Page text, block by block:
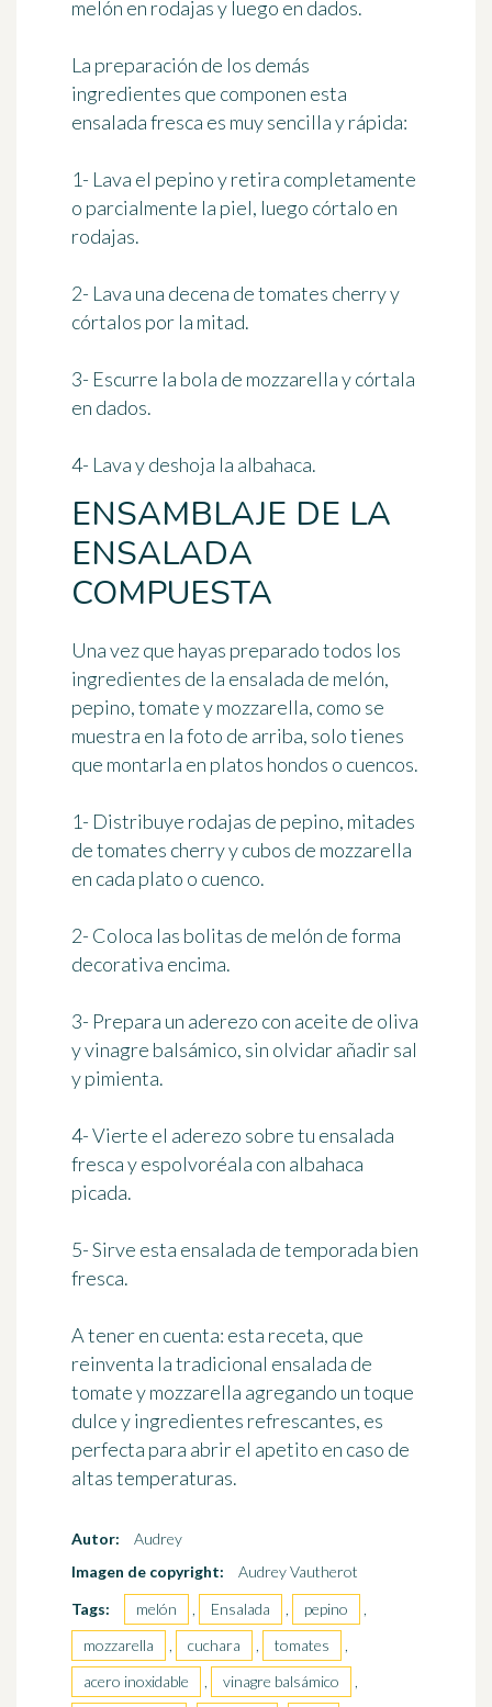
melón en rodajas y luego en dados.
La preparación de los demás
ingredientes que componen esta
ensalada fresca es muy sencilla y rápida:
1- Lava el pepino y retira completamente
o parcialmente la piel, luego córtalo en
rodajas.
2- Lava una decena de tomates cherry y
córtalos por la mitad.
3- Escurre la bola de mozzarella y córtala
en dados.
4- Lava y deshoja la albahaca.
ENSAMBLAJE DE LA
ENSALADA
COMPUESTA
Una vez que hayas preparado todos los
ingredientes de la ensalada de melón,
pepino, tomate y mozzarella, como se
muestra en la foto de arriba, solo tienes
que montarla en platos hondos o cuencos.
1- Distribuye rodajas de pepino, mitades
de tomates cherry y cubos de mozzarella
en cada plato o cuenco.
2- Coloca las bolitas de melón de forma
decorativa encima.
3- Prepara un aderezo con aceite de oliva
y vinagre balsámico, sin olvidar añadir sal
y pimienta.
4- Vierte el aderezo sobre tu ensalada
fresca y espolvoréala con albahaca
picada.
5- Sirve esta ensalada de temporada bien
fresca.
A tener en cuenta: esta receta, que
reinventa la tradicional ensalada de
tomate y mozzarella agregando un toque
dulce y ingredientes refrescantes, es
perfecta para abrir el apetito en caso de
altas temperaturas.
Autor:
Audrey
Imagen de copyright:
Audrey Vautherot
Tags:
melón , Ensalada , pepino
,
mozzarella
, cuchara , tomates
,
acero inoxidable
, vinagre balsámico
,